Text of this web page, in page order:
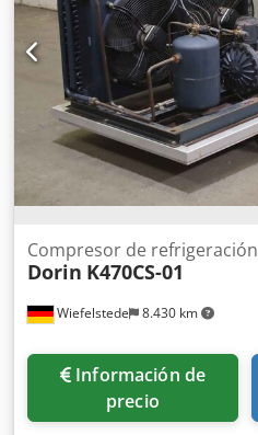
Wiefelstede 8.430 km
Compresor de refrigeración
Dorin K470CS-01
Información de
precio